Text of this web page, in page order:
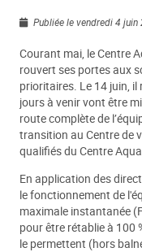
Publiée le vendredi 4 juin
Courant mai, le Centre
rouvert ses portes aux
prioritaires. Le 14 juin,
jours à venir vont être
route complète de
transition au Centre de
qualifiés du Centre
En application des
le fonctionnement de
maximale instantanée
pour être rétablie à 100
le permettent (hors